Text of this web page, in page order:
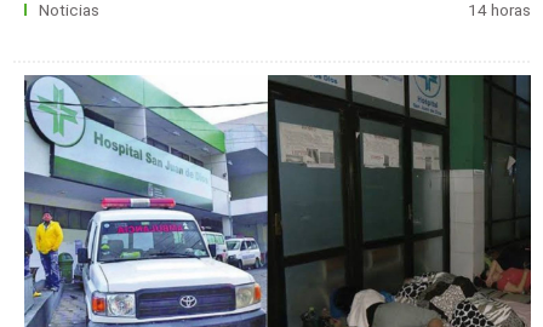
Noticias 14 horas